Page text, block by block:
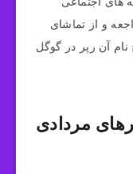
و از تماشای
نام آن رپر در گوگل
مردادی